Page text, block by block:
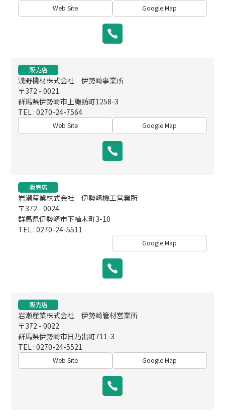
Web Site Google Map
販売店
浅野機材株式会社 伊勢崎事業所
〒372 - 0021
群馬県伊勢崎市上諏訪町1258-3
TEL : 0270-24-7564
Web Site Google Map
販売店
岩瀬産業株式会社 伊勢崎機工営業所
〒372 - 0024
群馬県伊勢崎市下植木町3-10
TEL : 0270-24-5511
Google Map
販売店
岩瀬産業株式会社 伊勢崎管材営業所
〒372 - 0022
群馬県伊勢崎市日乃出町711-3
TEL : 0270-24-5521
Web Site Google Map